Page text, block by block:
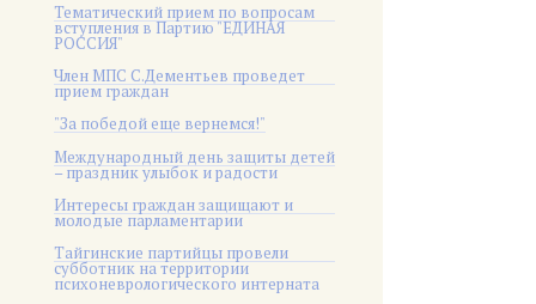
Тематический прием по вопросам
вступления в Партию "ЕДИНАЯ
РОССИЯ"
Член МПС С.Дементьев проведет
прием граждан
"За победой еще вернемся!"
Международный день защиты детей
– праздник улыбок и радости
Интересы граждан защищают и
молодые парламентарии
Тайгинские партийцы провели
субботник на территории
психоневрологического интерната